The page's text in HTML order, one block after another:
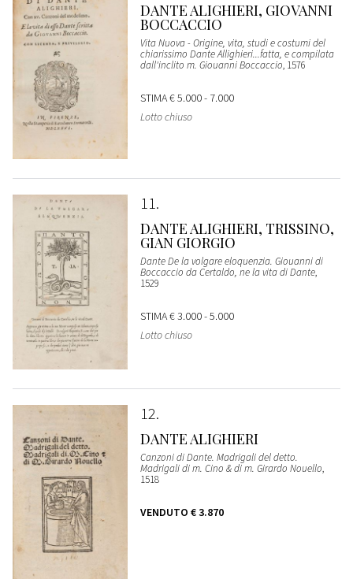
DANTE ALIGHIERI, GIOVANNI
BOCCACCIO
Vita Nuova - Origine, vita, studi e costumi del
chiarissimo Dante Allighieri...fatta, e compilata
dall'inclito m. Giouanni Boccaccio, 1576
STIMA€ 5.000 - 7.000
Lotto chiuso
11
DANTE ALIGHIERI, TRISSINO,
GIAN GIORGIO
Dante De la volgare eloquenzia. Giouanni di
Boccaccio da Certaldo, ne la vita di Dante,
1529
STIMA€ 3.000 - 5.000
Lotto chiuso
12
DANTE ALIGHIERI
Canzoni di Dante. Madrigali del detto.
Madrigali di m. Cino & di m. Girardo Nouello,
1518
VENDUTO € 3.870